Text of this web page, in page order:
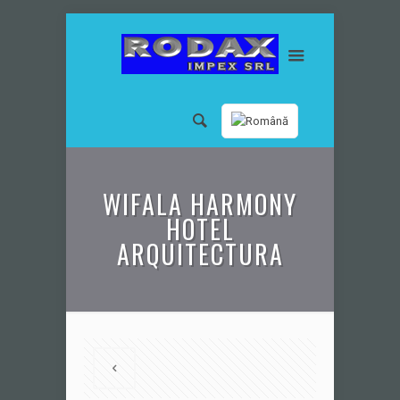
WIFALA HARMONY
HOTEL
ARQUITECTURA